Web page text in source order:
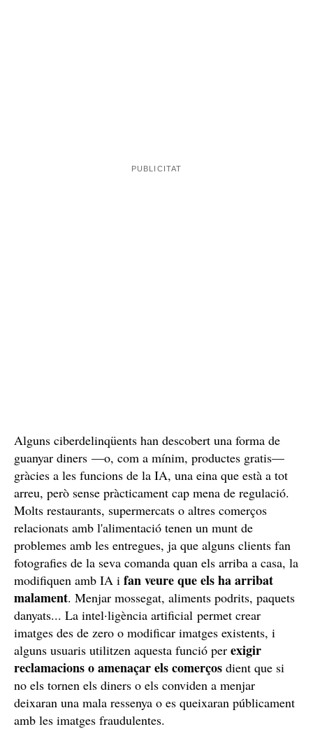
Alguns ciberdelinqüents han descobert una forma de
guanyar diners —o, com a mínim, productes gratis—
gràcies a les funcions de la IA, una eina que està a tot
arreu, però sense pràcticament cap mena de regulació.
Molts restaurants, supermercats o altres comerços
relacionats amb l'alimentació tenen un munt de
problemes amb les entregues, ja que alguns clients fan
fotografies de la seva comanda quan els arriba a casa, la
modifiquen amb IA i fan veure que els ha arribat
malament. Menjar mossegat, aliments podrits, paquets
danyats... La intel·ligència artificial permet crear
imatges des de zero o modificar imatges existents, i
alguns usuaris utilitzen aquesta funció per exigir
reclamacions o amenaçar els comerços dient que si
no els tornen els diners o els conviden a menjar
deixaran una mala ressenya o es queixaran públicament
amb les imatges fraudulentes.